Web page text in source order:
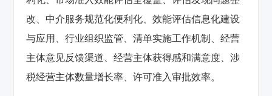
改、中介服务规范化便利化、效能评估信息化建设
与应用、行业组织监管、清单实施工作机制、经营
主体意见反馈渠道、经营主体获得感和满意度、涉
税经营主体数量增长率、许可准入审批效率。